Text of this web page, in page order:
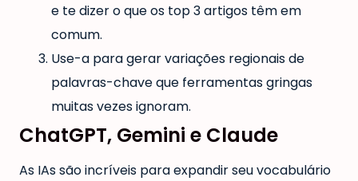
e te dizer o que os top 3 artigos têm em
comum.
Use-a para gerar variações regionais de
palavras-chave que ferramentas gringas
muitas vezes ignoram.
ChatGPT, Gemini e Claude
As IAs são incríveis para expandir seu vocabulário